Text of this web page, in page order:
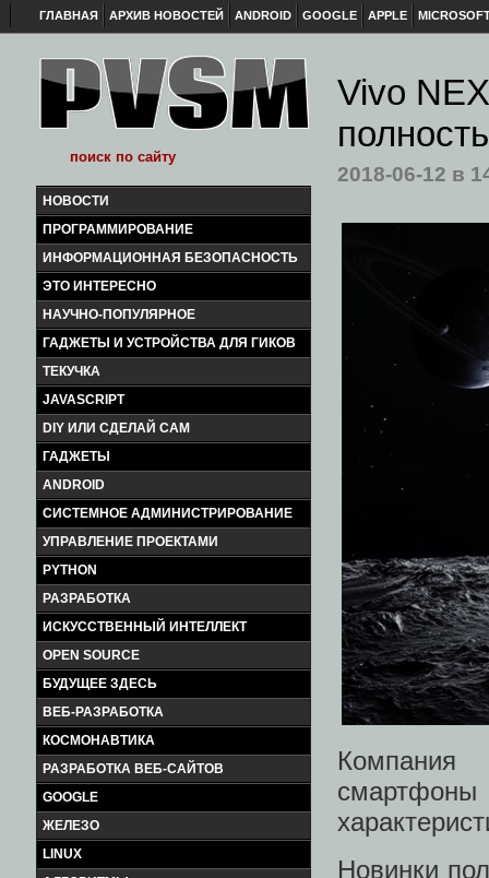
ГЛАВНАЯ АРХИВ НОВОСТЕЙ ANDROID GOOGLE APPLE
НОВОСТИ
ПРОГРАММИРОВАНИЕ
ИНФОРМАЦИОННАЯ БЕЗОПАСНОСТЬ
ЭТО ИНТЕРЕСНО
НАУЧНО-ПОПУЛЯРНОЕ
ГАДЖЕТЫ И УСТРОЙСТВА ДЛЯ ГИКОВ
ТЕКУЧКА
JAVASCRIPT
DIY ИЛИ СДЕЛАЙ САМ
ГАДЖЕТЫ
ANDROID
СИСТЕМНОЕ АДМИНИСТРИРОВАНИЕ
УПРАВЛЕНИЕ ПРОЕКТАМИ
PYTHON
РАЗРАБОТКА
ИСКУССТВЕННЫЙ ИНТЕЛЛЕКТ
OPEN SOURCE
БУДУЩЕЕ ЗДЕСЬ
ВЕБ-РАЗРАБОТКА
КОСМОНАВТИКА
РАЗРАБОТКА ВЕБ-САЙТОВ
GOOGLE
ЖЕЛЕЗО
LINUX
Vivo
2018-06-12 в
Компания
Новинки